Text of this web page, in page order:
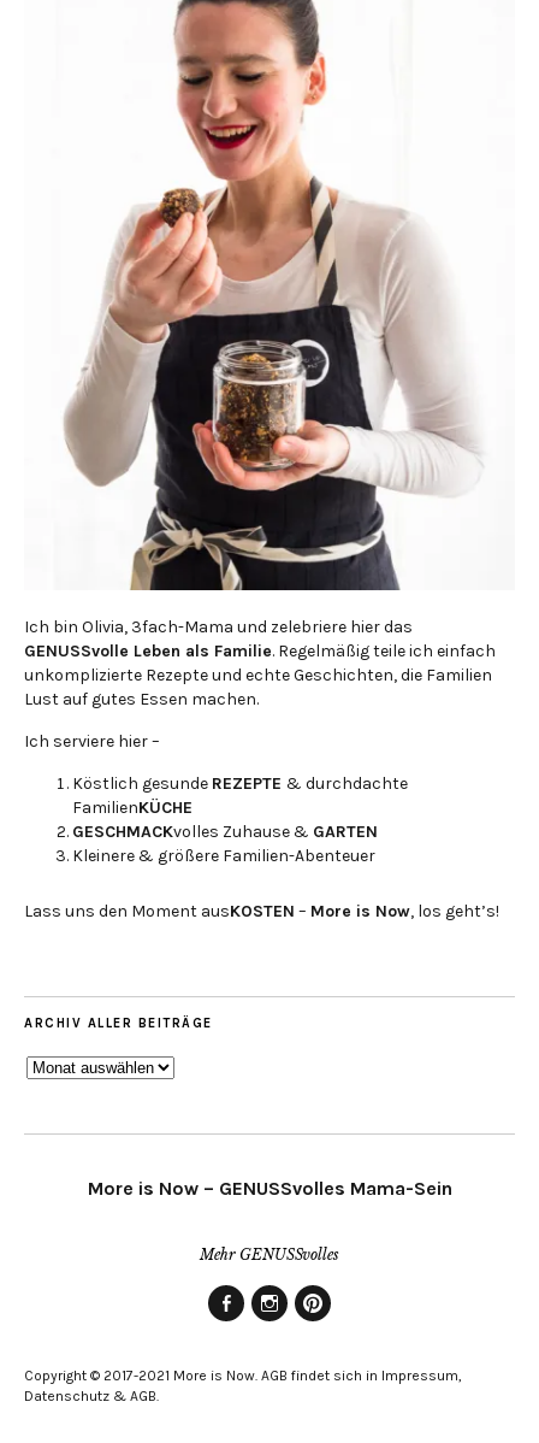
Ich bin Olivia, 3fach-Mama und zelebriere hier das
GENUSSvolle Leben als Familie. Regelmäßig teile ich einfach
unkomplizierte Rezepte und echte Geschichten, die Familien
Lust auf gutes Essen machen.
Ich serviere hier –
Köstlich gesunde REZEPTE & durchdachte
FamilienKÜCHE
GESCHMACKvolles Zuhause & GARTEN
Kleinere & größere Familien-Abenteuer
Lass uns den Moment ausKOSTEN – More is Now, los geht’s!
ARCHIV ALLER BEITRÄGE
ARCHIV
More is Now – GENUSSvolles Mama-Sein
Mehr GENUSSvolles
Copyright © 2017-2021 More is Now. AGB findet sich in Impressum,
Datenschutz & AGB